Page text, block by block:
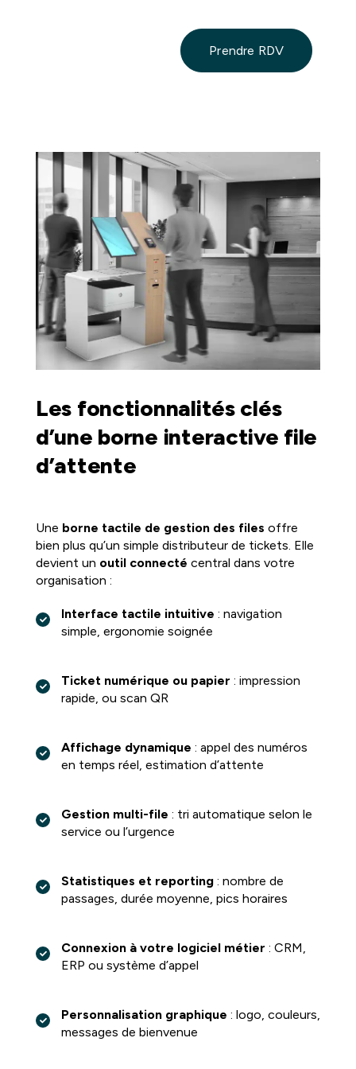
Prendre RDV
Les fonctionnalités clés
d’une borne interactive file
d’attente
Une borne tactile de gestion des files offre
bien plus qu’un simple distributeur de tickets. Elle
devient un outil connecté central dans votre
organisation :
Interface tactile intuitive : navigation
simple, ergonomie soignée
Ticket numérique ou papier : impression
rapide, ou scan QR
Affichage dynamique : appel des numéros
en temps réel, estimation d’attente
Gestion multi-file : tri automatique selon le
service ou l’urgence
Statistiques et reporting : nombre de
passages, durée moyenne, pics horaires
Connexion à votre logiciel métier : CRM,
ERP ou système d’appel
Personnalisation graphique : logo, couleurs,
messages de bienvenue